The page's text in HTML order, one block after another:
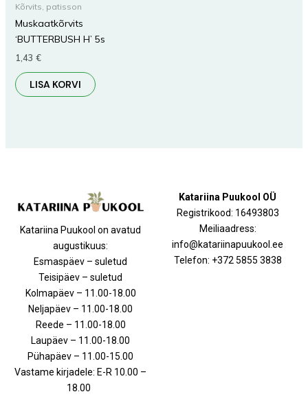
Kõrvits, patisson
Muskaatkõrvits
‘BUTTERBUSH H’ 5s
1,43 €
LISA KORVI
Katariina Puukool on avatud
augustikuus:
Esmaspäev – suletud
Teisipäev – suletud
Kolmapäev – 11.00-18.00
Neljapäev – 11.00-18.00
Reede – 11.00-18.00
Laupäev – 11.00-18.00
Pühapäev – 11.00-15.00
Vastame kirjadele: E-R 10.00 –
18.00
Katariina Puukool OÜ
Registrikood: 16493803
Meiliaadress:
info@katariinapuukool.ee
Telefon: +372 5855 3838